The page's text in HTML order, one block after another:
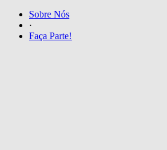
Sobre Nós
·
Faça Parte!